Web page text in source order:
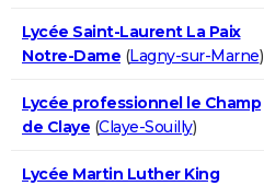
Lycée Saint-Laurent La Paix
Notre-Dame (Lagny-sur-Marne)
Lycée professionnel le Champ
de Claye (Claye-Souilly)
Lycée Martin Luther King